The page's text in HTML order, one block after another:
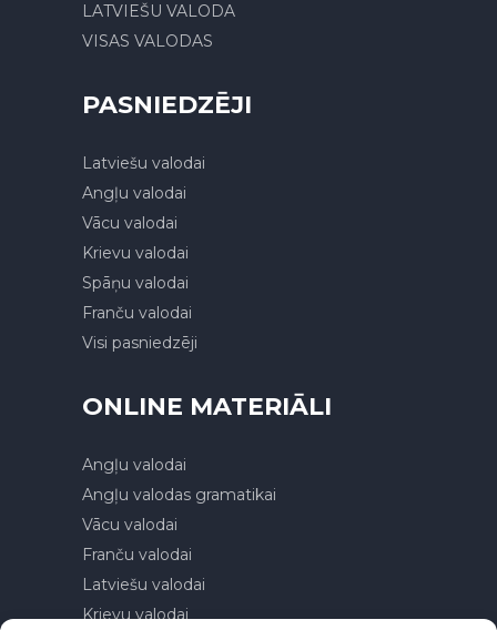
LATVIEŠU VALODA
VISAS VALODAS
PASNIEDZĒJI
Latviešu valodai
Angļu valodai
Vācu valodai
Krievu valodai
Spāņu valodai
Franču valodai
Visi pasniedzēji
ONLINE MATERIĀLI
Angļu valodai
Angļu valodas gramatikai
Vācu valodai
Franču valodai
Latviešu valodai
Krievu valodai